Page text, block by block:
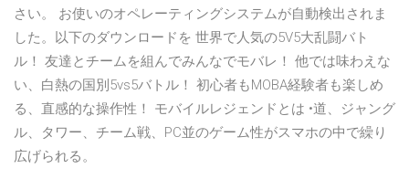
さい。 お使いのオペレーティングシステムが自動検出されま
した。以下のダウンロードを 世界で人気の5V5大乱闘バト
ル！ 友達とチームを組んでみんなでモバレ！ 他では味わえな
い、白熱の国別5vs5バトル！ 初心者もMOBA経験者も楽しめ
る、直感的な操作性！ モバイルレジェンドとは •道、ジャング
ル、タワー、チーム戦、PC並のゲーム性がスマホの中で繰り
広げられる。